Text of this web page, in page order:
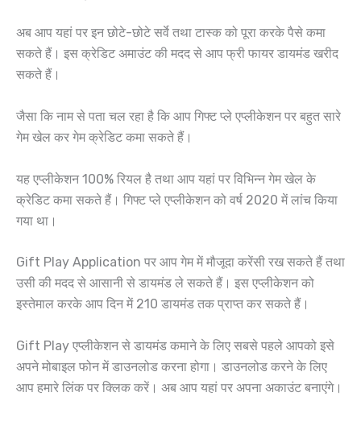
अब आप यहां पर इन छोटे-छोटे सर्वे तथा टास्क को पूरा करके पैसे कमा
सकते हैं। इस क्रेडिट अमाउंट की मदद से आप फ्री फायर डायमंड खरीद
सकते हैं।
जैसा कि नाम से पता चल रहा है कि आप गिफ्ट प्ले एप्लीकेशन पर बहुत सारे
गेम खेल कर गेम क्रेडिट कमा सकते हैं।
यह एप्लीकेशन 100% रियल है तथा आप यहां पर विभिन्न गेम खेल के
क्रेडिट कमा सकते हैं। गिफ्ट प्ले एप्लीकेशन को वर्ष 2020 में लांच किया
गया था।
Gift Play Application पर आप गेम में मौजूदा करेंसी रख सकते हैं तथा
उसी की मदद से आसानी से डायमंड ले सकते हैं। इस एप्लीकेशन को
इस्तेमाल करके आप दिन में 210 डायमंड तक प्राप्त कर सकते हैं।
Gift Play एप्लीकेशन से डायमंड कमाने के लिए सबसे पहले आपको इसे
अपने मोबाइल फोन में डाउनलोड करना होगा। डाउनलोड करने के लिए
आप हमारे लिंक पर क्लिक करें। अब आप यहां पर अपना अकाउंट बनाएंगे।